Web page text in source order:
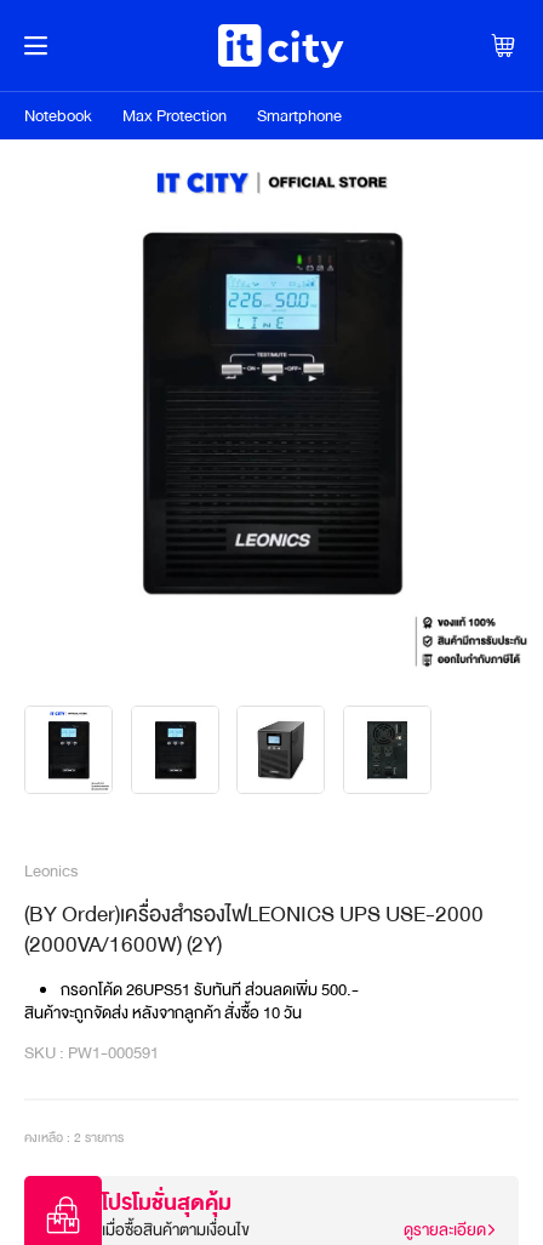
Notebook Max Protection Smartphone
Leonics
(BY Order)เครื่องสำรองไฟLEONICS UPS USE-2000
(2000VA/1600W) (2Y)
กรอกโค้ด 26UPS51 รับทันที ส่วนลดเพิ่ม 500.-
สินค้าจะถูกจัดส่ง หลังจากลูกค้า สั่งซื้อ 10 วัน
SKU : PW1-000591
คงเหลือ : 2 รายการ
โปรโมชั่นสุดคุ้ม
เมื่อซื้อสินค้าตามเงื่อนไข ดูรายละเอียด